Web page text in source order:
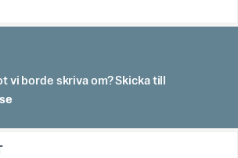
vi borde skriva om? Skicka till